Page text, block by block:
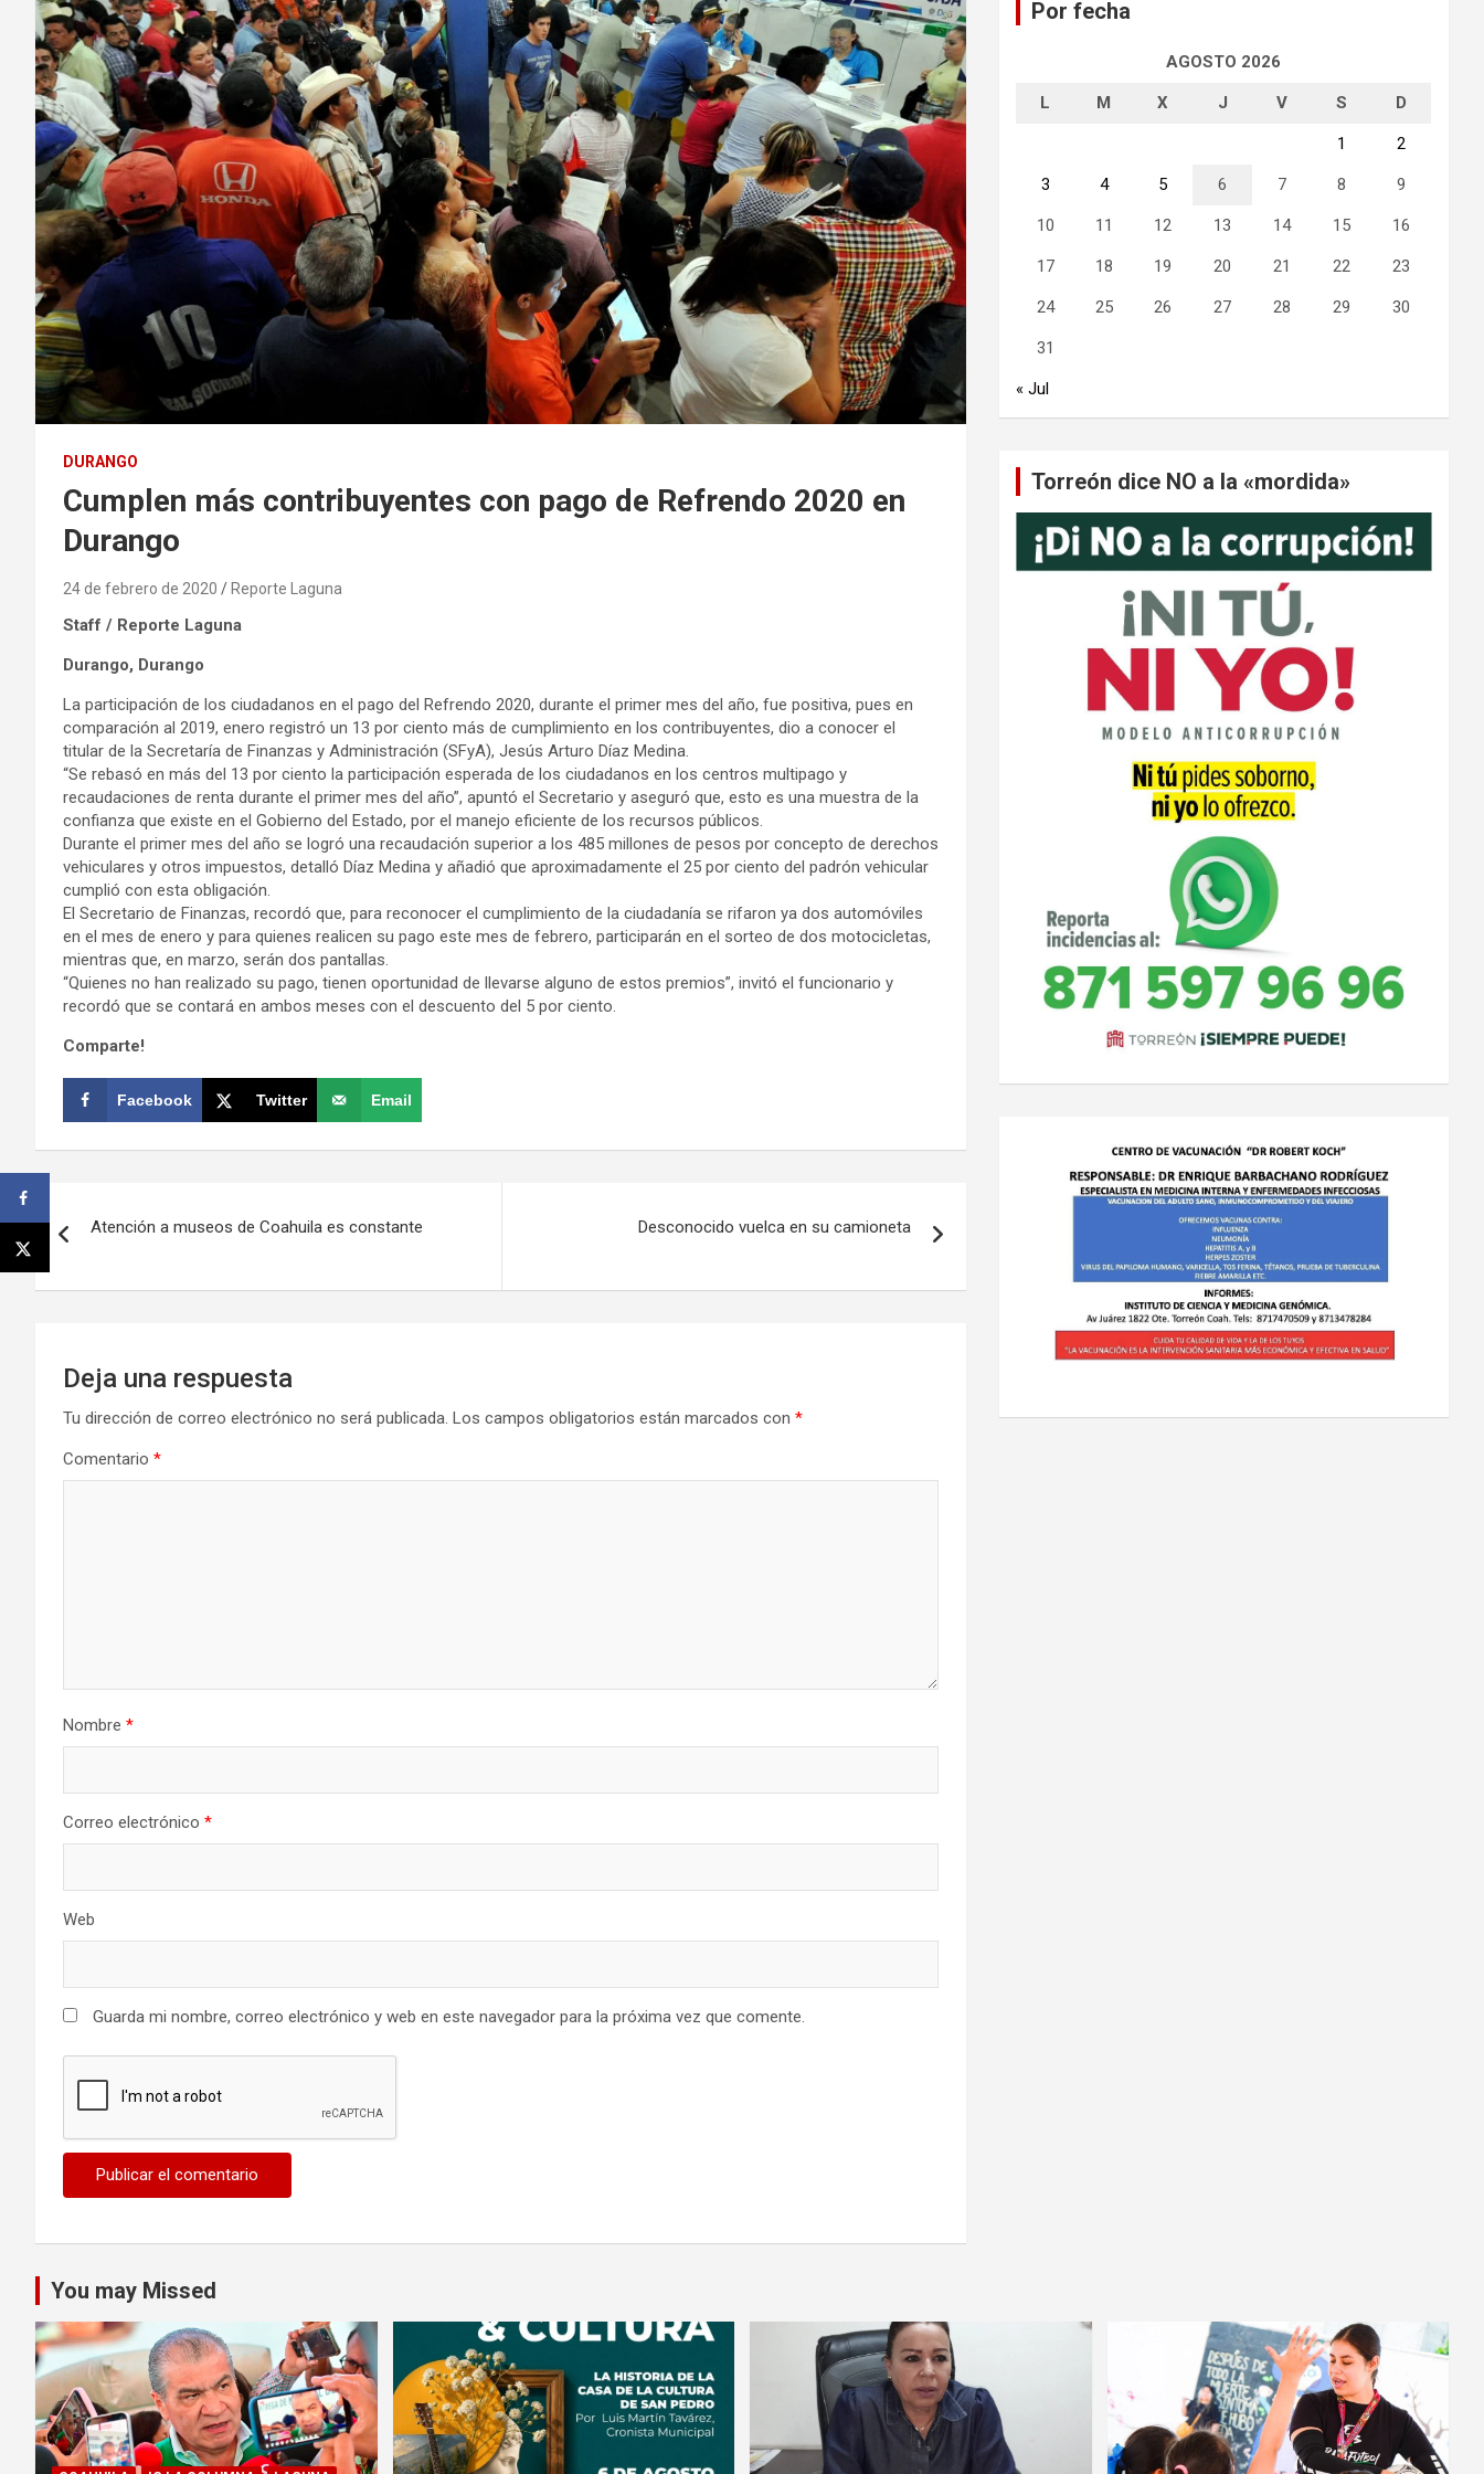
DURANGO
Cumplen más contribuyentes con pago de Refrendo 2020 en
Durango
24 de febrero de 2020 Reporte Laguna
Staff / Reporte Laguna
Durango, Durango
La participación de los ciudadanos en el pago del Refrendo 2020, durante el primer mes del año, fue positiva, pues en
comparación al 2019, enero registró un 13 por ciento más de cumplimiento en los contribuyentes, dio a conocer el
titular de la Secretaría de Finanzas y Administración (SFyA), Jesús Arturo Díaz Medina.
“Se rebasó en más del 13 por ciento la participación esperada de los ciudadanos en los centros multipago y
recaudaciones de renta durante el primer mes del año”, apuntó el Secretario y aseguró que, esto es una muestra de la
confianza que existe en el Gobierno del Estado, por el manejo eficiente de los recursos públicos.
Durante el primer mes del año se logró una recaudación superior a los 485 millones de pesos por concepto de derechos
vehiculares y otros impuestos, detalló Díaz Medina y añadió que aproximadamente el 25 por ciento del padrón vehicular
cumplió con esta obligación.
El Secretario de Finanzas, recordó que, para reconocer el cumplimiento de la ciudadanía se rifaron ya dos automóviles
en el mes de enero y para quienes realicen su pago este mes de febrero, participarán en el sorteo de dos motocicletas,
mientras que, en marzo, serán dos pantallas.
“Quienes no han realizado su pago, tienen oportunidad de llevarse alguno de estos premios”, invitó el funcionario y
recordó que se contará en ambos meses con el descuento del 5 por ciento.
Comparte!
Facebook Twitter Email
de
entradas
Atención a museos de Coahuila es constante Desconocido vuelca en su camioneta
Deja una respuesta
Tu dirección de correo electrónico no será publicada. Los campos obligatorios están marcados con *
Comentario *
Nombre *
Correo electrónico *
Web
Guarda mi nombre, correo electrónico y web en este navegador para la próxima vez que comente.
Por fecha
AGOSTO 2026
L M X J V S D
1 2
3 4 5 6 7 8 9
10 11 12 13 14 15 16
17 18 19 20 21 22 23
24 25 26 27 28 29 30
31
« Jul
Torreón dice NO a la «mordida»
You may Missed